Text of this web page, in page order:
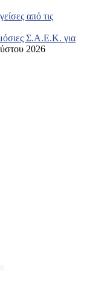
από τις
Σ.Α.Ε.Κ. για
2026